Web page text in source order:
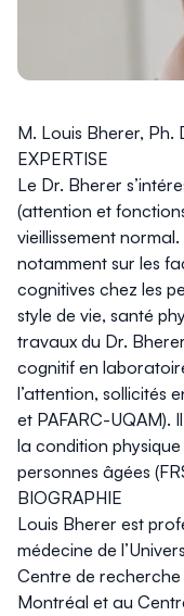
M. Louis Bherer, Ph.
EXPERTISE
Le Dr. Bherer
(attention et
vieillissement
notamment sur les
cognitives chez les
style de vie, santé
travaux du Dr.
cognitif en
l’attention, sollicités
et PAFARC-UQAM).
la condition
personnes âgées
BIOGRAPHIE
Louis Bherer est
médecine de
Centre de recherche
Montréal et au